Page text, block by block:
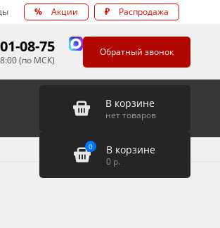
% Акции ₽ Распродажа
08-75
(по МСК)
Обратный звонок
В корзине
нет товаров
0 В корзине
0 р.